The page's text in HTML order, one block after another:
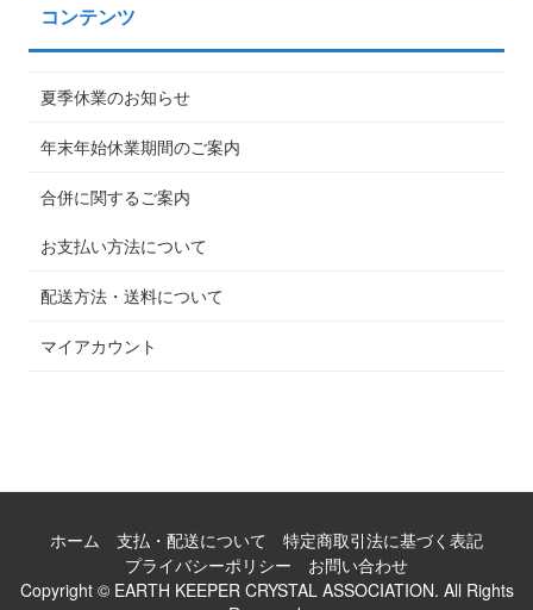
コンテンツ
夏季休業のお知らせ
年末年始休業期間のご案内
合併に関するご案内
お支払い方法について
配送方法・送料について
マイアカウント
ホーム 支払・配送について
特定商取引法に基づく表記
プライバシーポリシー
お問い合わせ
Copyright © EARTH KEEPER CRYSTAL ASSOCIATION. All Rights